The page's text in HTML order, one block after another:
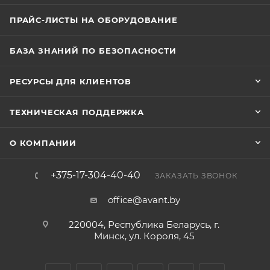
ПРАЙС-ЛИСТЫ НА ОБОРУДОВАНИЕ
БАЗА ЗНАНИЙ ПО БЕЗОПАСНОСТИ
РЕСУРСЫ ДЛЯ КЛИЕНТОВ
ТЕХНИЧЕСКАЯ ПОДДЕРЖКА
О КОМПАНИИ
+375-17-304-40-40 ЗАКАЗАТЬ ЗВОНОК
office@avant.by
220004, Республика Беларусь, г.
Минск, ул. Короля, 45